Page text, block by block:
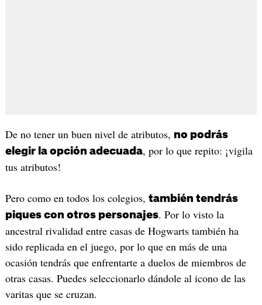
De no tener un buen nivel de atributos, no podrás
elegir la opción adecuada, por lo que repito: ¡vigila
tus atributos!
Pero como en todos los colegios, también tendrás
piques con otros personajes. Por lo visto la
ancestral rivalidad entre casas de Hogwarts también ha
sido replicada en el juego, por lo que en más de una
ocasión tendrás que enfrentarte a duelos de miembros de
otras casas. Puedes seleccionarlo dándole al icono de las
varitas que se cruzan.